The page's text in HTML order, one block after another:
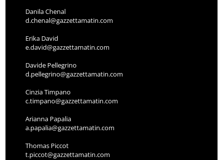
Danila Chenal
d.chenal@gazzettamatin.com
Erika David
e.david@gazzettamatin.com
Davide Pellegrino
d.pellegrino@gazzettamatin.com
Cinzia Timpano
c.timpano@gazzettamatin.com
Arianna Papalia
a.papalia@gazzettamatin.com
Thomas Piccot
t.piccot@gazzettamatin.com